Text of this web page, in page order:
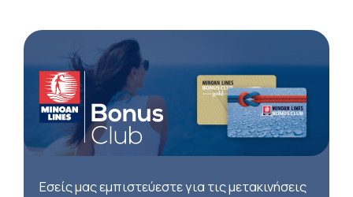
Εσείς μας εμπιστεύεστε για τις μετακινήσεις